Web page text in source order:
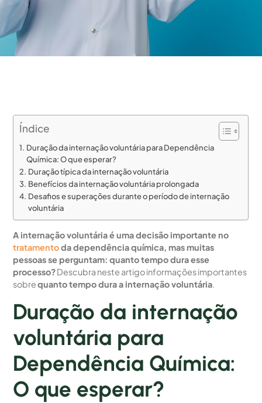
Índice
Duração da internação voluntária para Dependência
Química: O que esperar?
Duração típica da internação voluntária
Benefícios da internação voluntária prolongada
Desafios e superações durante o período de internação
voluntária
A internação voluntária é uma decisão importante no
tratamentoda dependência química, mas muitas
pessoas se perguntam: quanto tempo dura esse
processo?Descubra neste artigo informações importantes
sobrequanto tempo dura a internação voluntária.
Duração da internação
voluntária para
Dependência Química:
O que esperar?